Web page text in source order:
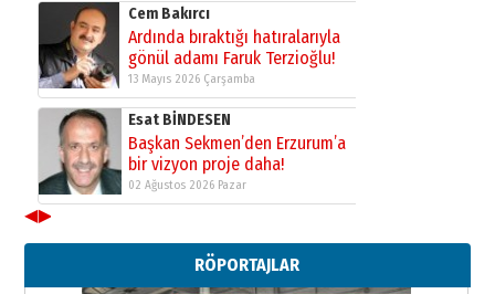
Cem Bakırcı
Ardında bıraktığı hatıralarıyla
gönül adamı Faruk Terzioğlu!
13 Mayıs 2026 Çarşamba
Esat BİNDESEN
Başkan Sekmen’den Erzurum’a
bir vizyon proje daha!
02 Ağustos 2026 Pazar
Erzurumspor’un köşe taşları
29 Haziran 2026 Pazartesi
◀▶
RÖPORTAJLAR